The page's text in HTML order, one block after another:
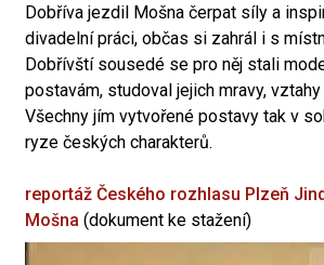
Dobříva jezdil Mošna čerpat síly a
divadelní práci, občas si zahrál i s
Dobřívští sousedé se pro něj stali
postavám, studoval jejich mravy, vztahy
Všechny jím vytvořené postavy tak v
ryze českých charakterů.
reportáž Českého rozhlasu Plzeň
Mošna (dokument ke stažení)